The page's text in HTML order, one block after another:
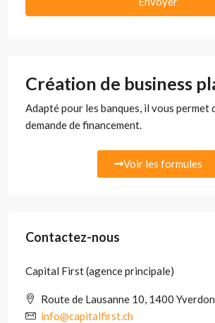
Création de business
Adapté pour les banques, il vous
demande de financement.
Voir les formules
Contactez-nous
Capital First (agence principale)
Route de Lausanne 10, 1400
info@capitalfirst.ch